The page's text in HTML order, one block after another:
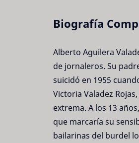
Biografía
Alberto Aguilera
de jornaleros. Su
suicidó en 1955
Victoria Valadez
extrema. A los 13
que marcaría su
bailarinas del burdel